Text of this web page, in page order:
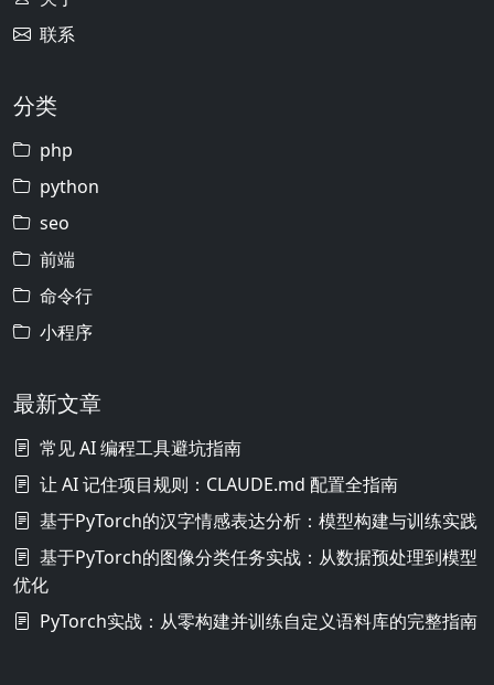
联系
分类
php
python
seo
前端
命令行
小程序
最新文章
常见 AI 编程工具避坑指南
让 AI 记住项目规则：CLAUDE.md 配置全指南
基于PyTorch的汉字情感表达分析：模型构建与训练实践
基于PyTorch的图像分类任务实战：从数据预处理到模型
优化
PyTorch实战：从零构建并训练自定义语料库的完整指南